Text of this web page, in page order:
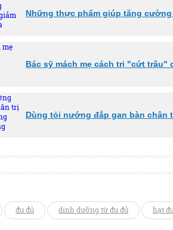
Những thực phẩm giúp tăng
Bác sỹ mách mẹ cách trị "cứt trâu"
Dùng tỏi nướng đắp gan bàn chân
đu đủ dinh dưỡng từ đu đủ hạt